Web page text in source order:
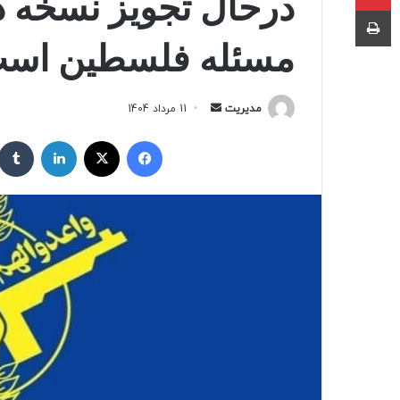
مسئله فلسطین
مدیریت
ارسال
11 مرداد 1404
فیسبوک ایکس لینکداین
چاپ